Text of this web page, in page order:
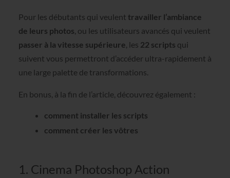
Pour les débutants qui veulent travailler l’ambiance
de leurs photos, ou les utilisateurs avancés qui veulent
passer à la vitesse supérieure, les 22 scripts qui
suivent vous permettront d’accéder ultra-rapidement à
une large palette de transformations.
En bonus, à la fin de l’article, découvrez également :
comment installer les scripts
comment créer les vôtres
1. Cinema Photoshop Action